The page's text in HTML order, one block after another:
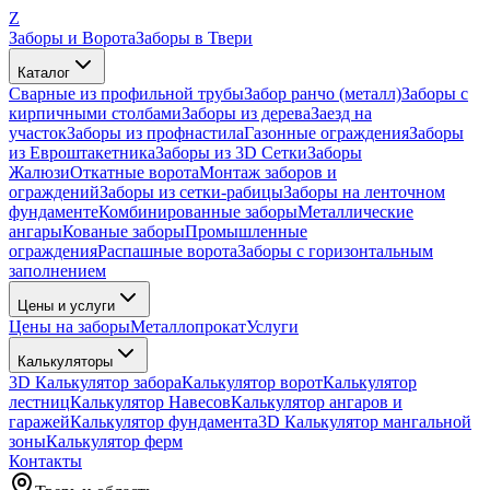
Z
Заборы и ВоротаЗаборы в Твери
Каталог
Сварные из профильной трубыЗабор ранчо (металл)Заборы с
кирпичными столбамиЗаборы из дереваЗаезд на
участокЗаборы из профнастилаГазонные огражденияЗаборы
из ЕвроштакетникаЗаборы из 3D СеткиЗаборы
ЖалюзиОткатные воротаМонтаж заборов и
огражденийЗаборы из сетки-рабицыЗаборы на ленточном
фундаментеКомбинированные заборыМеталлические
ангарыКованые заборыПромышленные
огражденияРаспашные воротаЗаборы с горизонтальным
заполнением
Цены и услуги
Цены на заборыМеталлопрокатУслуги
Калькуляторы
3D Калькулятор забораКалькулятор воротКалькулятор
лестницКалькулятор НавесовКалькулятор ангаров и
гаражейКалькулятор фундамента3D Калькулятор мангальной
зоныКалькулятор ферм
Контакты